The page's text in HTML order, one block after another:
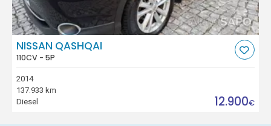
NISSAN QASHQAI
110CV - 5P
2014
137.933 km
Diesel
12.900€